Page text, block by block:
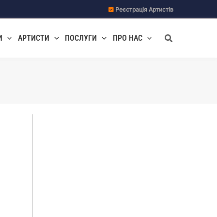
Реєстрація Артистів
АРТИСТИ ПОСЛУГИ ПРО НАС Пошук